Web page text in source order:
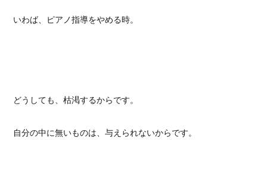
いわば、ピアノ指導をやめる時。
どうしても、枯渇するからです。
自分の中に無いものは、与えられないからです。